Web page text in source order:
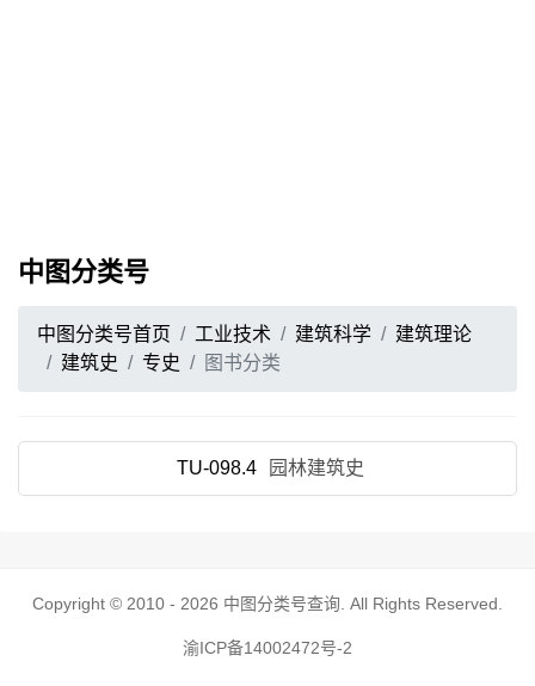
中图分类号
中图分类号首页 工业技术 建筑科学
建筑理论
建筑史
专史 图书分类
TU-098.4 园林建筑史
Copyright © 2010 - 2026 中图分类号查询 . All Rights Reserved.
渝ICP备14002472号-2